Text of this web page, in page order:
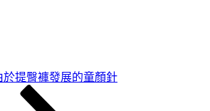
提臀褲發展的童顏針